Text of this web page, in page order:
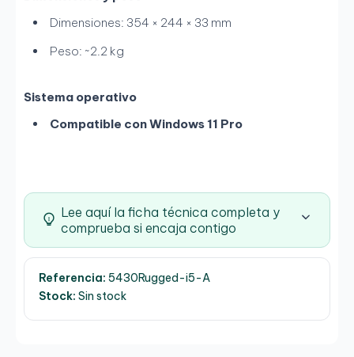
Dimensiones: 354 × 244 × 33 mm
Peso: ~2.2 kg
Sistema operativo
Compatible con Windows 11 Pro
Lee aquí la ficha técnica completa y
comprueba si encaja contigo
Referencia: 5430Rugged-i5-A
Stock: Sin stock